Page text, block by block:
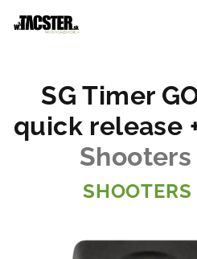
SG Timer
quick release